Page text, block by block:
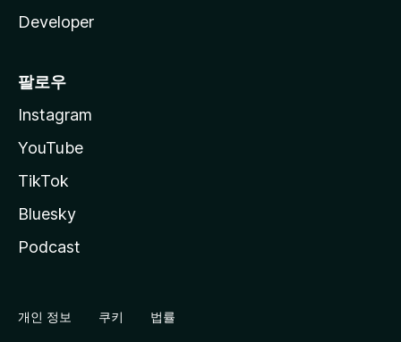
Developer
팔로우
Instagram
YouTube
TikTok
Bluesky
Podcast
개인 정보 쿠키 법률